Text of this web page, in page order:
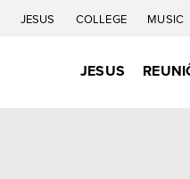
JESUS COLLEGE MUSIC
JESUS